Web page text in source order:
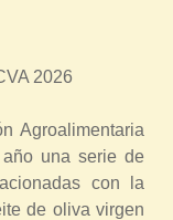
2026
Agroalimentaria
una serie de
con la
de oliva virgen